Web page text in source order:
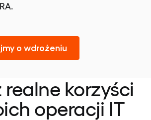
o wdrożeniu
korzyści
operacji IT